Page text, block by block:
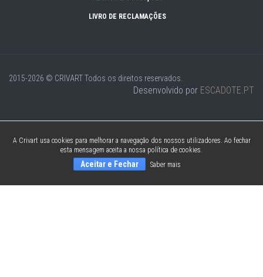
LIVRO DE RECLAMAÇÕES
2015-2026 © CRIVARTTodos os direitos reservados.
Desenvolvido por ESCADOTE.PT
A Crivart usa cookies para melhorar a navegação dos nossos utilizadores. Ao fechar
esta mensagem aceita a nossa política de cookies.
Aceitar e Fechar Saber mais